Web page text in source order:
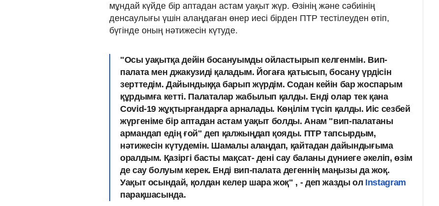
мұндай күйде бір аптадан астам уақыт жүр. Өзінің және сәбиінің
денсаулығы үшін алаңдаған өнер иесі бірден ПТР тестілеуден өтіп,
бүгінде оның нәтижесін күтуде.
"Осы уақытқа дейін босануымды ойластырып келгенмін. Вип-
палата мен джакузиді қаладым. Йогаға қатысып, босану үрдісін
зерттедім. Дайындыққа барып жүрдім. Содан кейін бар жоспарым
құрдымға кетті. Палаталар жабылып қалды. Енді олар тек қана
Covid-19 жұқтырғандарға арналады. Көңілім түсіп қалды. Иіс сезбей
жүргеніме бір аптадан астам уақыт болды. Анам "вип-палатаны
армандап едің ғой" деп қалжыңдап қояды. ПТР тапсырдым,
нәтижесін күтудемін. Шамалы алаңдап, қайтадан дайындығыма
оралдым. Қазіргі басты мақсат- дені сау баланы дүниеге әкеліп, өзім
де сау болуым керек. Енді вип-палата дегеннің маңызы да жоқ.
Уақыт осындай, қолдан келер шара жоқ" , - деп жазды олInstagram
парақшасында.